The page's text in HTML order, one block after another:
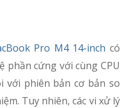
Pro M4 14-inch có
phần cứng với cùng CPU
với phiên bản cơ bản so
Tuy nhiên, các vi xử lý